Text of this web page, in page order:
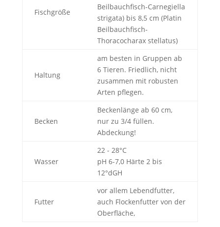
Fischgröße
Beilbauchfisch-Carnegiella
strigata) bis 8,5 cm (Platin
Beilbauchfisch-
Thoracocharax stellatus)
Haltung
am besten in Gruppen ab
6 Tieren. Friedlich, nicht
zusammen mit robusten
Arten pflegen.
Becken
Beckenlänge ab 60 cm,
nur zu 3/4 füllen.
Abdeckung!
Wasser
22 - 28°C
pH 6-7,0 Härte 2 bis
12°dGH
Futter
vor allem Lebendfutter,
auch Flockenfutter von der
Oberfläche,